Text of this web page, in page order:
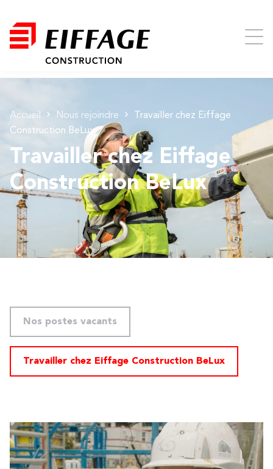
Accueil Nous rejoindre
Travailler chez Eiffage
Construction BeLux
Travailler chez Eiffage
Construction BeLux
Nos postes vacants
Travailler chez Eiffage Construction BeLux